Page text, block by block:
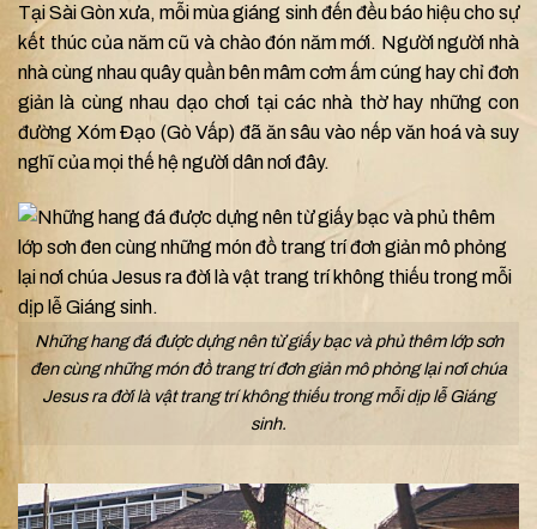
Tại Sài Gòn xưa, mỗi mùa giáng sinh đến đều báo hiệu cho sự
kết thúc của năm cũ và chào đón năm mới. Người người nhà
nhà cùng nhau quây quần bên mâm cơm ấm cúng hay chỉ đơn
giản là cùng nhau dạo chơi tại các nhà thờ hay những con
đường Xóm Đạo (Gò Vấp) đã ăn sâu vào nếp văn hoá và suy
nghĩ của mọi thế hệ người dân nơi đây.
Những hang đá được dựng nên từ giấy bạc và phủ thêm lớp sơn
đen cùng những món đồ trang trí đơn giản mô phỏng lại nơi chúa
Jesus ra đời là vật trang trí không thiếu trong mỗi dịp lễ Giáng
sinh.